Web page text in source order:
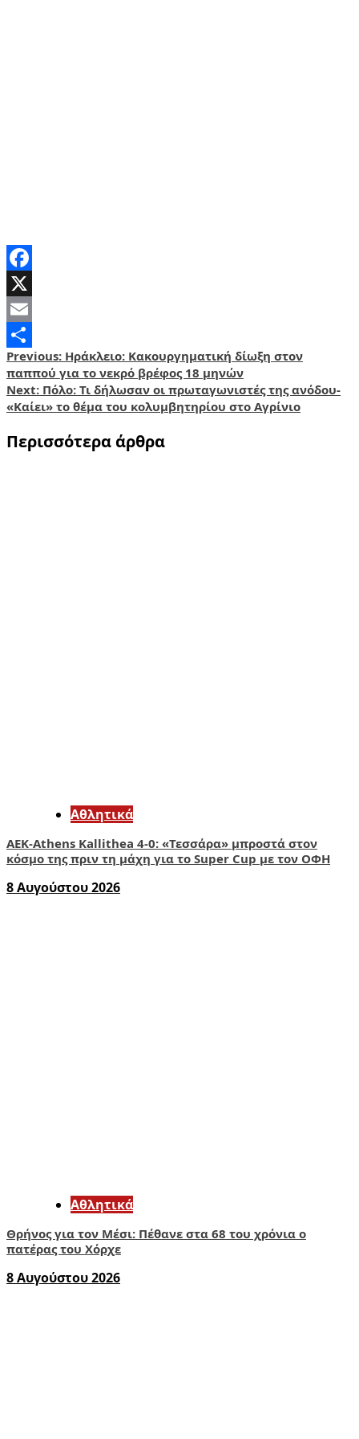
Facebook
X
Email
Share
Post
navigation
Previous: Ηράκλειο: Κακουργηματική δίωξη στον
παππού για το νεκρό βρέφος 18 μηνών
Next: Πόλο: Τι δήλωσαν οι πρωταγωνιστές της ανόδου-
«Καίει» το θέμα του κολυμβητηρίου στο Αγρίνιο
Περισσότερα άρθρα
Αθλητικά
ΑΕΚ-Athens Kallithea 4-0: «Τεσσάρα» μπροστά στον
κόσμο της πριν τη μάχη για το Super Cup με τον ΟΦΗ
8 Αυγούστου 2026
Αθλητικά
Θρήνος για τον Μέσι: Πέθανε στα 68 του χρόνια ο
πατέρας του Χόρχε
8 Αυγούστου 2026